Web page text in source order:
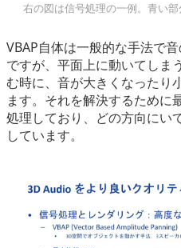
右の図は信号処理の一例。青い
VBAP自体は一般的な手法で
ですが、平面上に動いてしま
む時に、音が大きくなったり
ます。それを解決するために
処理しており、どの方向にい
しています。